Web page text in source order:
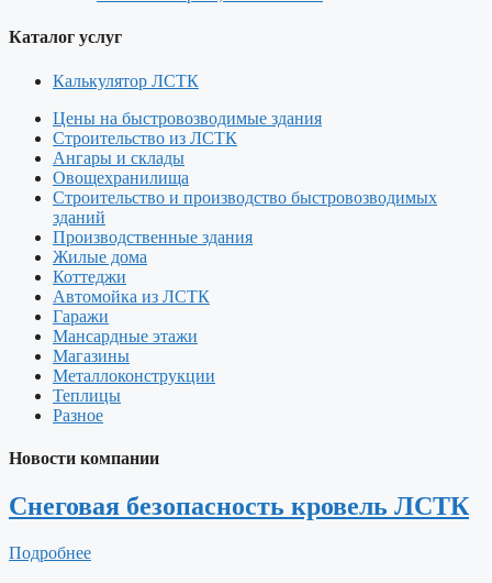
Каталог услуг
Калькулятор ЛСТК
Цены на быстровозводимые здания
Строительство из ЛСТК
Ангары и склады
Овощехранилища
Строительство и производство быстровозводимых
зданий
Производственные здания
Жилые дома
Коттеджи
Автомойка из ЛСТК
Гаражи
Мансардные этажи
Магазины
Металлоконструкции
Теплицы
Разное
Новости компании
Снеговая безопасность кровель ЛСТК
Подробнее